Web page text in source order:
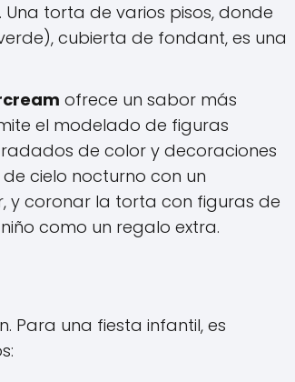
torta de varios pisos, donde
cubierta de fondant, es una
ofrece un sabor más
el modelado de figuras
de color y decoraciones
cielo nocturno con un
y coronar la torta con figuras de
como un regalo extra.
Para una fiesta infantil, es